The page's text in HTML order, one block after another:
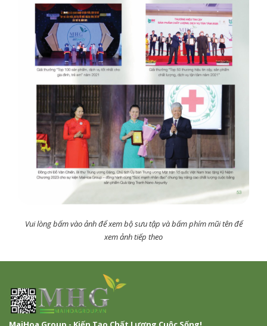
Vui lòng bấm vào ảnh để xem bộ sưu tập và bấm phím mũi tên để
xem ảnh tiếp theo